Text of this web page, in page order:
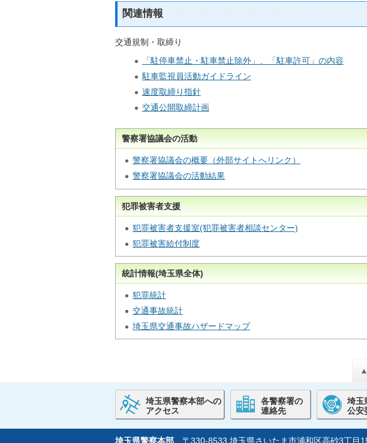
関連情報
交通規制・取締り
「駐停車禁止・駐車禁止除外」、「駐車許可」の内容
駐車監視員活動ガイドライン
速度取締り指針
交通公開取締計画
警察署協議会の活動
警察署協議会の概要（外部サイトへリンク）
警察署協議会の活動結果
犯罪被害者支援
犯罪被害者支援室(犯罪被害者相談センター)
犯罪被害給付制度
統計情報(埼玉県全体)
犯罪統計
交通事故統計
埼玉県交通事故ハザードマップ
埼玉県警察本部への
アクセス
各警察署の
連絡先
埼玉
公安
埼玉県警察本部 〒330-8533 埼玉県さいたま市浦和区高砂3丁目